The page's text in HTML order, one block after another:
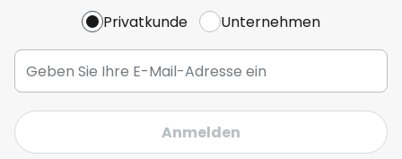
Privatkunde Unternehmen
Anmelden